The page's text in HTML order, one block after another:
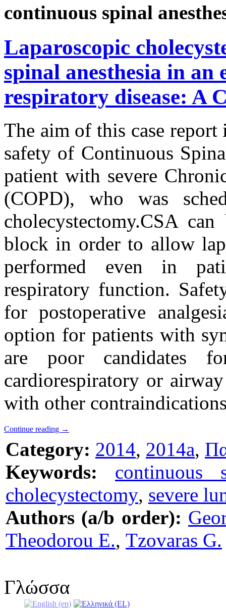
continuous spinal
Laparoscopic
spinal anesthesia in
respiratory disease: A
The aim of this case report
safety of Continuous
patient with severe
(COPD), who was
cholecystectomy.CSA
block in order to allow
performed even in
respiratory function.
for postoperative
option for patients with
are poor candidates
cardiorespiratory or
with other
Continue reading →
Category: 2014, 2014a,
Keywords:
continuous
cholecystectomy, severe
Authors (a/b order):
Theodorou E., Tzovaras G.
Γλώσσα